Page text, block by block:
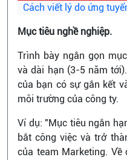
Cách viết lý do ứng
Mục tiêu nghề nghiệp.
Trình bày ngắn gọn
và dài hạn (3-5 năm
của bạn có sự gắn kết
môi trường của công ty.
Ví dụ: "Mục tiêu ngắn
bắt công việc và trở
của team Marketing.